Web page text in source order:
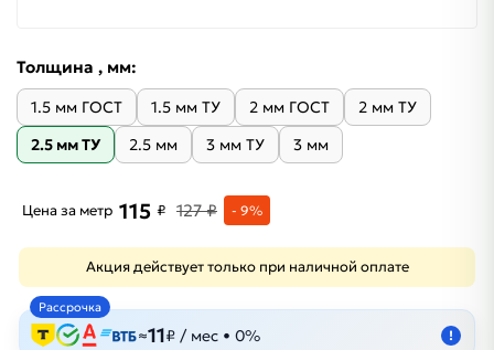
Толщина , мм:
1.5 мм ГОСТ 1.5 мм ТУ 2 мм ГОСТ
2 мм ТУ
2.5 мм ТУ
2.5 мм 3 мм ТУ 3 мм
Цена за метр 115 ₽ 127 ₽ - 9%
Акция действует только при наличной оплате
Рассрочка
≈11₽ / мес • 0% !